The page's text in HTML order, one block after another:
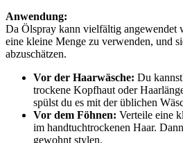
Anwendung:
Da Ölspray kann vielfältig angewendet
eine kleine Menge zu verwenden, und
abzuschätzen.
Vor der Haarwäsche: Du
trockene Kopfhaut oder
spülst du es mit der üblichen
Vor dem Föhnen: Verteile eine
im handtuchtrockenen Haar.
gewohnt stylen.